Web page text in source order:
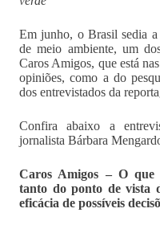
Em junho, o Brasil sedia
de meio ambiente, um
Caros Amigos, que está
opiniões, como a do
dos entrevistados da
Confira abaixo a
jornalista Bárbara
Caros Amigos – O que
tanto do ponto de vista
eficácia de possíveis